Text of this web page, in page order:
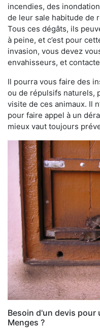
incendies, des
de leur sale habitude de
Tous ces dégâts, ils
à peine, et c’est pour
invasion, vous devez
envahisseurs, et
Il pourra vous faire des
ou de répulsifs naturels,
visite de ces animaux. Il
pour faire appel à un
mieux vaut toujours
Besoin d'un devis pour
Menges ?